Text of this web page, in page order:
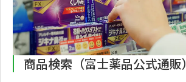
商品検索（富士薬品公式通販）